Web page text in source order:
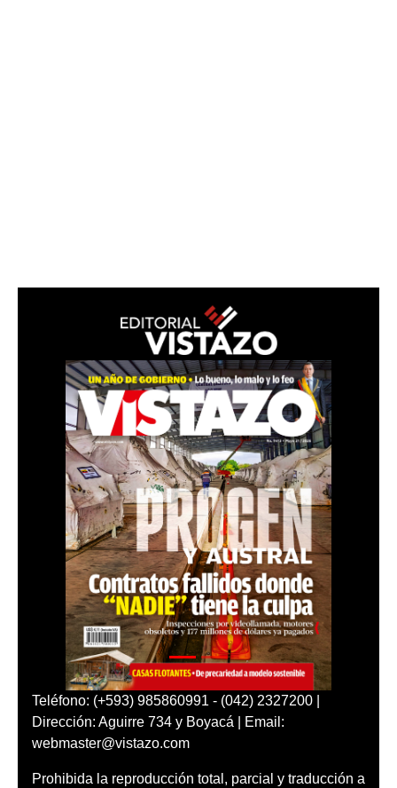
Teléfono: (+593) 985860991 - (042) 2327200 |
Dirección: Aguirre 734 y Boyacá | Email:
webmaster@vistazo.com
Prohibida la reproducción total, parcial y traducción a